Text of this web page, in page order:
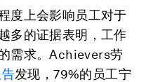
度上会影响员工对于
多的证据表明，工作
需求。Achievers劳
发现，79%的员工宁